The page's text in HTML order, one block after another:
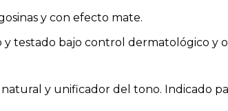
y con efecto mate.
y testado bajo control dermatológico y
y unificador del tono. Indicado